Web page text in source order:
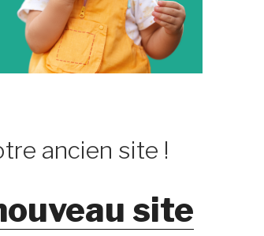
ancien site !
site